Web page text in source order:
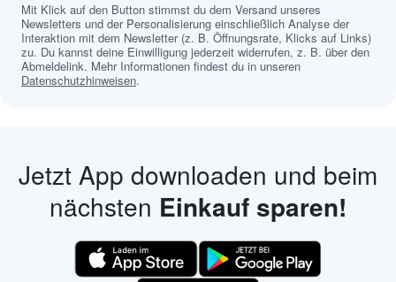
Mit Klick auf den Button stimmst du dem Versand unseres
Newsletters und der Personalisierung einschließlich Analyse der
Interaktion mit dem Newsletter (z. B. Öffnungsrate, Klicks auf Links)
zu. Du kannst deine Einwilligung jederzeit widerrufen, z. B. über den
Abmeldelink. Mehr Informationen findest du in unseren
Datenschutzhinweisen.
Jetzt App downloaden und beim
nächsten Einkauf sparen!